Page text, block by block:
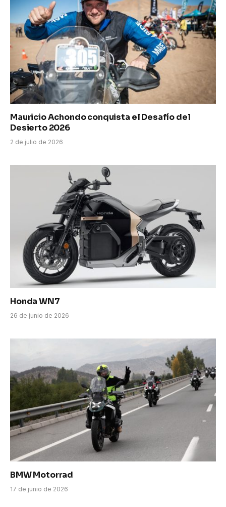
Mauricio Achondo conquista el Desafío del
Desierto 2026
2 de julio de 2026
Honda WN7
26 de junio de 2026
BMW Motorrad
17 de junio de 2026